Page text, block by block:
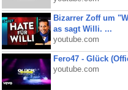
Bizarrer Zoff um
as sagt Willi. ...
youtube.com
Fero47 - Glück
youtube.com